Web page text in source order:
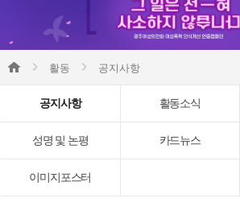
활동 공지사항
공지사항 활동소식
성명 및 논평 카드뉴스
이미지포스터